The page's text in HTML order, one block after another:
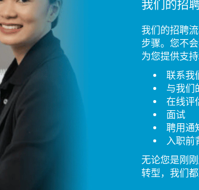
我们的招
我们的招聘
步骤。您不
为您提供支持
联系我
与我们
在线评
面试
聘用通
入职前
无论您是刚
转型，我们